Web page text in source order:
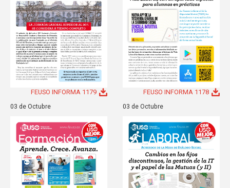
FEUSO INFORMA 1179 FEUSO INFORMA 1178
03 de Octubre 03 de Octubre